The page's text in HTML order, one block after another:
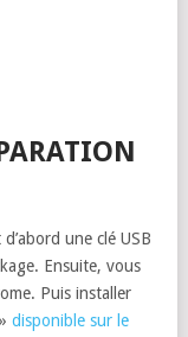
une clé USB
Ensuite, vous
Puis installer
disponible sur le